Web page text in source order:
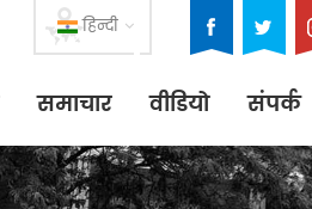
हिन्दी
समाचार वीडियो संपर्क